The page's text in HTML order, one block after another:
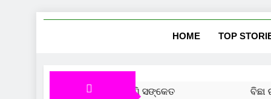
Skip
HOME TOP
ଆସିବ ସୁନା ଦର, ବଜାର ଦେଲାଣି ସଙ୍କେତ ବିଛା